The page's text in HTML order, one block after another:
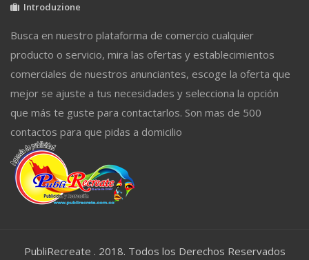
Introduzione
Busca en nuestro plataforma de comercio cualquier
producto o servicio, mira las ofertas y establecimientos
comerciales de nuestros anunciantes, escoge la oferta que
mejor se ajuste a tus necesidades y selecciona la opción
que más te guste para contactarlos. Son mas de 500
contactos para que pidas a domicilio
PubliRecreate . 2018. Todos los Derechos Reservados